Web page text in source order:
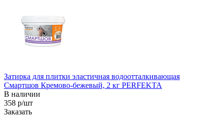
Затирка для плитки эластичная водоотталкивающая
Смартшов Кремово-бежевый, 2 кг PERFEKTA
В наличии
358 р/шт
Заказать